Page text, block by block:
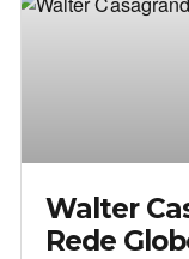
Walter
Rede